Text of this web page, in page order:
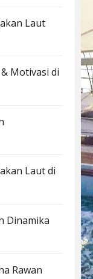
Laut
Motivasi di
Laut di
Dinamika
Rawan